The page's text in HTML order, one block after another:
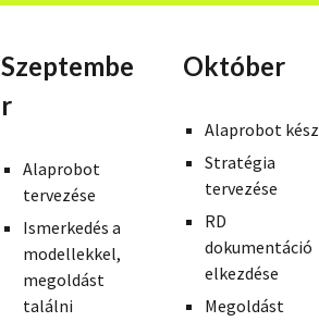
Szeptembe
r
Alaprobot
tervezése
Ismerkedés a
modellekkel,
megoldást
találni
Október
Alaprobot kész
Stratégia
tervezése
RD
dokumentáció
elkezdése
Megoldást